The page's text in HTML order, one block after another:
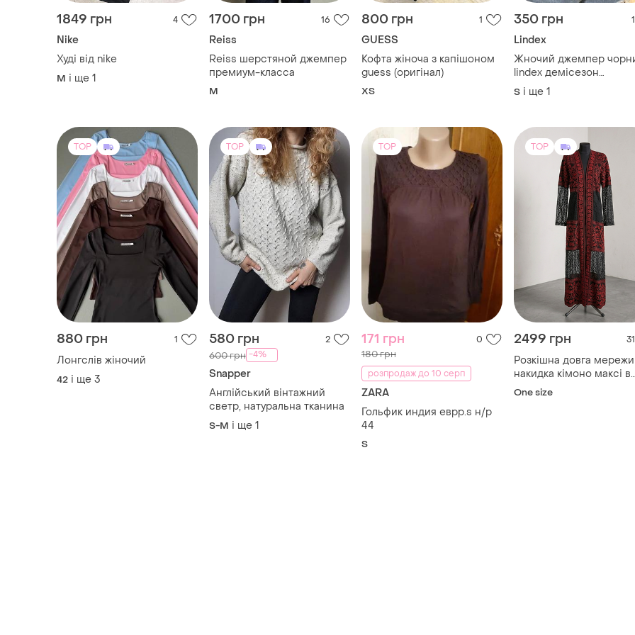
1849 грн 4
Nike
Худі від nike
M і ще 1
1700 грн 16
Reiss
Reiss шерстяной джемпер
премиум-класса
M
800 грн 1
GUESS
Кофта жіноча з капішоном
guess (оригінал)
ХS
350 грн 1
Lindex
Жночий джемпер
lindex демісезон
(осінь,весна)
S і ще 1
TOP
880 грн 1
Лонгслів жіночий
42 і ще 3
TOP
580 грн 2
600 грн -4%
Snapper
Англійський вінтажний
светр, натуральна тканина
S-M і ще 1
TOP
171 грн 0
180 грн
розпродаж до 10 серп
ZARA
Гольфик индия еврр.s н/р
44
S
TOP
2499 грн 31
Розкішна довга
накидка кімоно максі в
етно стилі українська
One size